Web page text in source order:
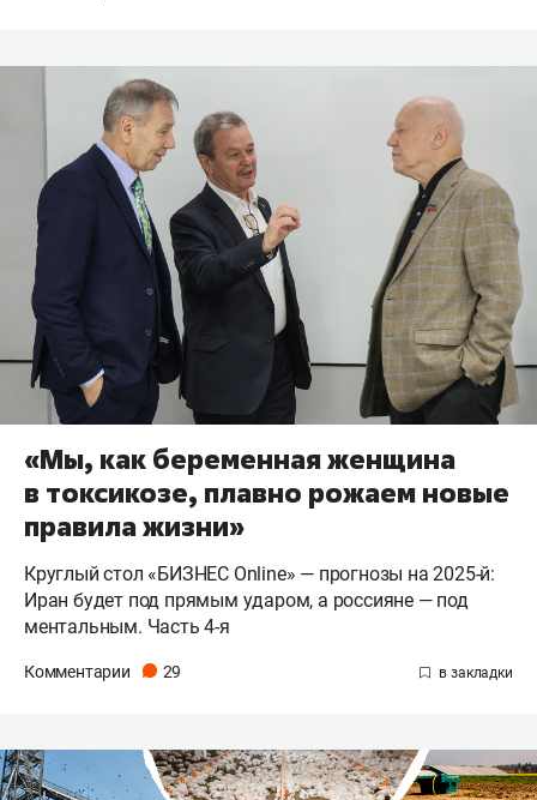
«Мы, как беременная женщина
в токсикозе, плавно рожаем новые
правила жизни»
Круглый стол «БИЗНЕС Online» — прогнозы на 2025-й:
Иран будет под прямым ударом, а россияне — под
ментальным. Часть 4-я
Комментарии 29